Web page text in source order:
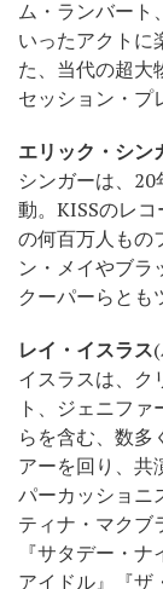
ム・ランバート
いったアクトに
た、当代の超大
セッション・プ
エリック・シン
シンガーは、
動。KISSのレ
の何百万人もの
ン・メイやブラ
クーパーらとも
レイ・イスラス
イスラスは、ク
ト、ジェニフ
らを含む、数多
アーを回り、共
パーカッショニ
ティナ・マクブ
『サタデー・
アイドル』『ザ